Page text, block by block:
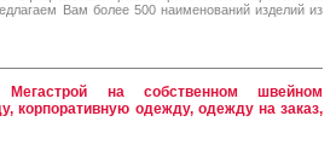
Вам более 500 наименований изделий из
Мегастрой на собственном швейном
корпоративную одежду, одежду на заказ,